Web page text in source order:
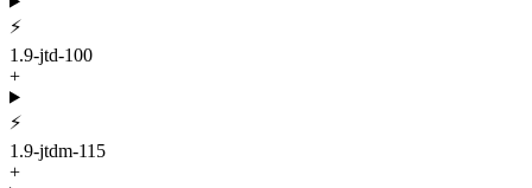
⚡
1.9-jtd-100
+
⚡
1.9-jtdm-115
+